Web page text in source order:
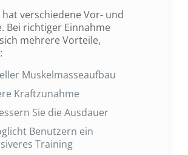
hat verschiedene Vor- und
Bei richtiger Einnahme
mehrere Vorteile,
Muskelmasseaufbau
Kraftzunahme
Sie die Ausdauer
Benutzern ein
Training